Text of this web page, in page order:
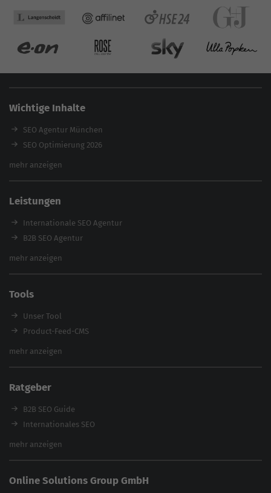
Wichtige Inhalte
SEO Agentur München
SEO Optimierung 2026
Backlink-Audit 2026
Referenzen
E-Books
Magazin
mehr anzeigen
Leistungen
Internationale SEO Agentur
B2B SEO Agentur
Inhouse SEO Agentur
Enterprise SEO Agentur
Workshops
mehr anzeigen
Tools
Unser Tool
Product-Feed-CMS
Website Analyse
Backlink-Check
Ladezeiten-Check
Brand Protection Tool
Website SEO Check
feed2content.ai
mehr anzeigen
Ratgeber
B2B SEO Guide
Internationales SEO
eCommerce SEO
In ChatGPT gefunden werden
mehr anzeigen
Online Solutions Group GmbH